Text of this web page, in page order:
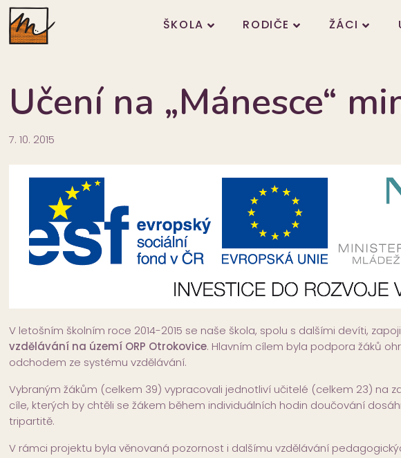
ŠKOLA RODIČE ŽÁCI
Učení na „Mánesce“
7. 10. 2015
V letošním školním roce 2014-2015 se naše škola, spolu s dalšími devíti,
vzdělávání na území ORP Otrokovice. Hlavním cílem byla podpora žáků
odchodem ze systému vzdělávání.
Vybraným žákům (celkem 39) vypracovali jednotliví učitelé (celkem 23) na
cíle, kterých by chtěli se žákem během individuálních hodin doučování
tripartitě.
V rámci projektu byla věnovaná pozornost i dalšímu vzdělávání